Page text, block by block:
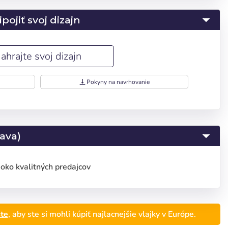
Deutsch
svoj dizajn
svoj dizajn
vertical_align_bottom Pokyny na navrhovanie
kvalitných predajcov
, aby ste si mohli kúpiť najlacnejšie vlajky v Európe.